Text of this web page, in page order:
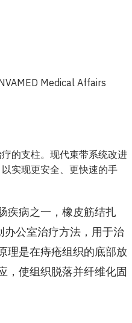
Medical Affairs
的支柱。现代束带系统改进
实现更安全、更快速的手
疾病之一，橡皮筋结扎
办公室治疗方法，用于治
理是在痔疮组织的底部放
，使组织脱落并纤维化固